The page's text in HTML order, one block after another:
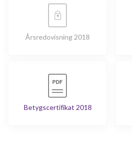
Årsredovisning 2018
Betygscertifikat 2018